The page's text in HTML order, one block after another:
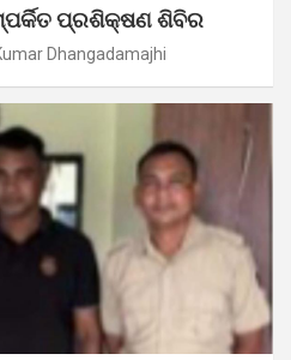
ପ୍ରଶିକ୍ଷଣ ଶିବିର
Dhangadamajhi